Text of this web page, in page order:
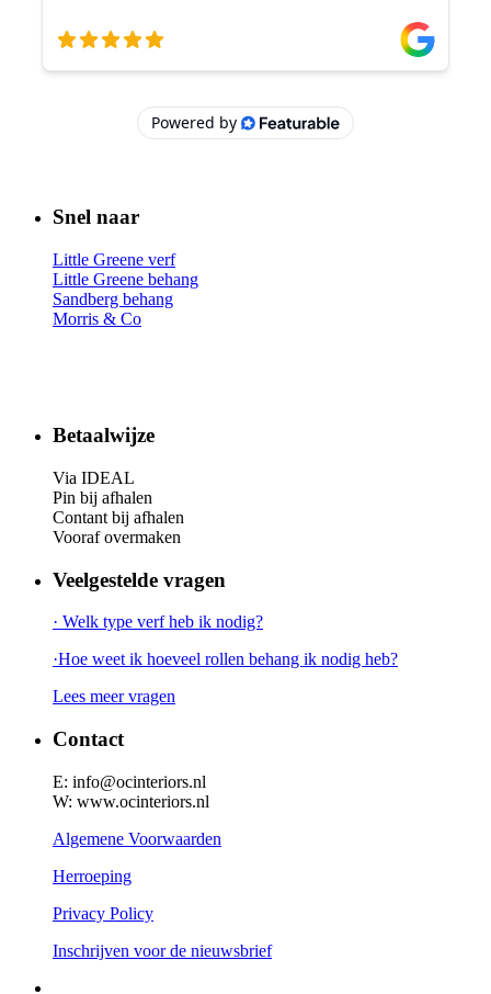
Snel naar
Little Greene verf
Little Greene behang
Sandberg behang
Morris & Co
Betaalwijze
Via IDEAL
Pin bij afhalen
Contant bij afhalen
Vooraf overmaken
Veelgestelde vragen
· Welk type verf heb ik nodig?
·Hoe weet ik hoeveel rollen behang ik nodig heb?
Lees meer vragen
Contact
E: info@ocinteriors.nl
W: www.ocinteriors.nl
Algemene Voorwaarden
Herroeping
Privacy Policy
Inschrijven voor de nieuwsbrief